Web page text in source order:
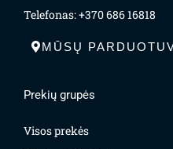
Telefonas: +370 686 16818
MŪSŲ
Prekių grupės
Visos prekės